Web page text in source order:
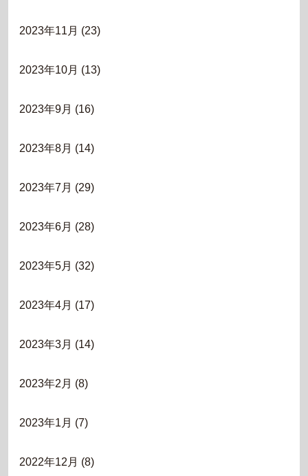
2023年11月 (23)
2023年10月 (13)
2023年9月 (16)
2023年8月 (14)
2023年7月 (29)
2023年6月 (28)
2023年5月 (32)
2023年4月 (17)
2023年3月 (14)
2023年2月 (8)
2023年1月 (7)
2022年12月 (8)